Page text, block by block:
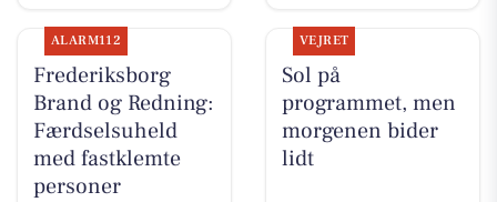
ALARM112
Frederiksborg
Brand og Redning:
Færdselsuheld
med fastklemte
personer
VEJRET
Sol på
programmet, men
morgenen bider
lidt